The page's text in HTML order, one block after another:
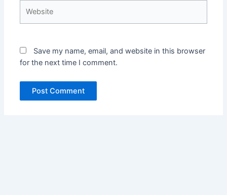
Save my name, email, and website in this browser
for the next time I comment.